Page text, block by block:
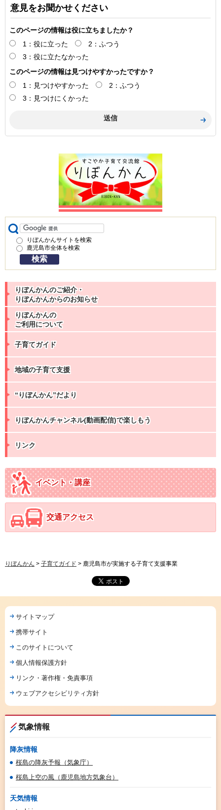
意見をお聞かせください
このページの情報は役に立ちましたか？
1：役に立った
2：ふつう
3：役に立たなかった
このページの情報は見つけやすかったですか？
1：見つけやすかった
2：ふつう
3：見つけにくかった
りぼんかんサイトを検索
鹿児島市全体を検索
りぼんかんのご紹介・
りぼんかんからのお知らせ
りぼんかんの
ご利用について
子育てガイド
地域の子育て支援
“りぼんかん”だより
りぼんかんチャンネル(動画配信)で楽しもう
リンク
イベント・講座
交通アクセス
りぼんかん > 子育てガイド > 鹿児島市が実施する子育て支援事業
サイトマップ
携帯サイト
このサイトについて
個人情報保護方針
リンク・著作権・免責事項
ウェブアクセシビリティ方針
気象情報
降灰情報
桜島の降灰予報（気象庁）
桜島上空の風（鹿児島地方気象台）
天気情報